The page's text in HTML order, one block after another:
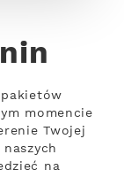
momencie
Twojej
na